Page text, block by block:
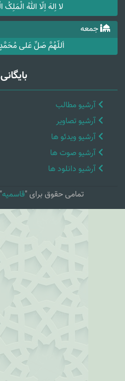
لا اِلهَ اِلّا اللهُ الْمَلِکُ الْحَقُّ
جمعه
اَللّهُمَّ صَلِّ عَلی مُحَمَّدٍ وَ
بایگانی
آرشیو مطالب
آرشیو تصاویر
آرشیو ویدئو ها
آرشیو صوت ها
آرشیو دانلود ها
تمامی حقوق برای " قاسمیه"